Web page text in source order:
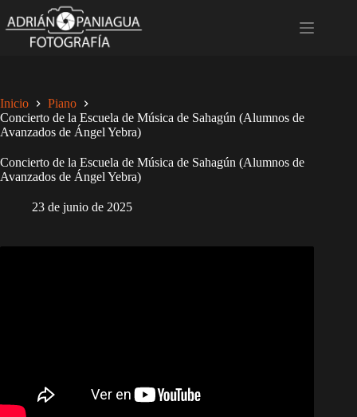
contenido
Inicio
Piano
Concierto de la Escuela de Música de Sahagún (Alumnos de
Avanzados de Ángel Yebra)
Concierto de la Escuela de Música de Sahagún (Alumnos de
Avanzados de Ángel Yebra)
23 de junio de 2025